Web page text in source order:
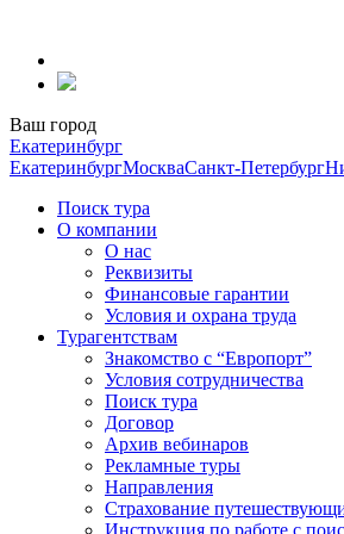
содержанию
Ваш город
Екатеринбург
ЕкатеринбургМоскваСанкт-Петербург
Поиск тура
О компании
О нас
Реквизиты
Финансовые гарантии
Условия и охрана труда
Турагентствам
Знакомство с “Европорт”
Условия сотрудничества
Поиск тура
Договор
Архив вебинаров
Рекламные туры
Направления
Страхование
Инструкция по работе с